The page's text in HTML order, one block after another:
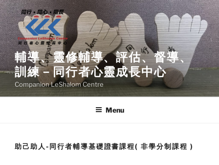
Skip
to
content
輔導、靈修輔導、評估、督導、
訓練－同行者心靈成長中心
Companion LeShalom Centre
Menu
助己助人-同行者輔導基礎證書課程( 非學分制課程 )